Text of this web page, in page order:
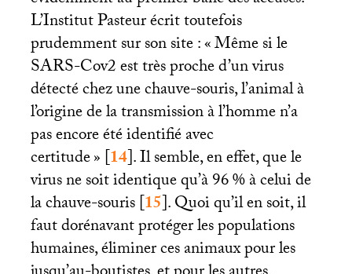
L’Institut Pasteur écrit toutefois
prudemment sur son site : «Même si le
SARS-Cov2 est très proche d’un virus
détecté chez une chauve-souris, l’animal à
l’origine de la transmission à l’homme n’a
pas encore été identifié avec
certitude»[14]. Il semble, en effet, que le
virus ne soit identique qu’à 96% à celui de
la chauve-souris[15]. Quoi qu’il en soit, il
faut dorénavant protéger les populations
humaines, éliminer ces animaux pour les